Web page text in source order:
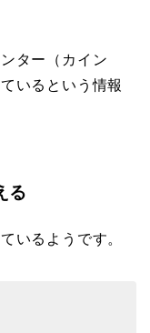
ター（カイン
いるという情報
る
いるようです。